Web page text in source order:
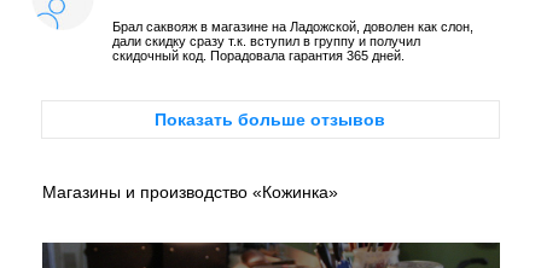
Брал саквояж в магазине на Ладожской, доволен как слон,
дали скидку сразу т.к. вступил в группу и получил
скидочный код. Порадовала гарантия 365 дней.
Показать больше отзывов
Магазины и производство «Кожинка»